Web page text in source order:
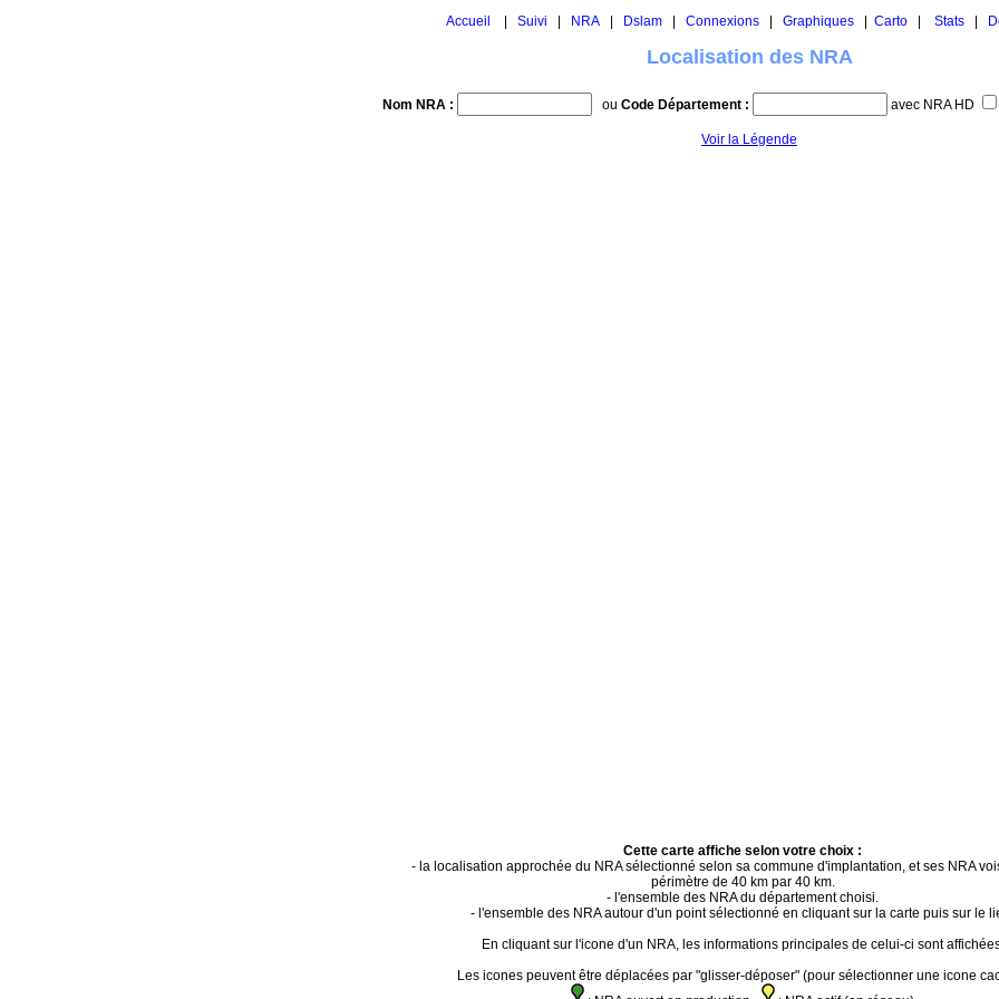
Accueil Suivi NRA Dslam Connexions Graphiques Carto Stats
Localisation des NRA
Nom NRA : ou Code Département : avec NRA HD
Voir la Légende
Cette carte affiche selon votre choix :
- la localisation approchée du NRA sélectionné selon sa commune d'implantation, et ses NRA
périmètre de 40 km par 40 km.
- l'ensemble des NRA du département choisi.
- l'ensemble des NRA autour d'un point sélectionné en cliquant sur la carte puis sur le
En cliquant sur l'icone d'un NRA, les informations principales de celui-ci sont
Les icones peuvent être déplacées par "glisser-déposer" (pour sélectionner une icone